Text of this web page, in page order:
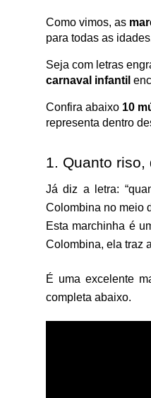
Como vimos, as
para todas as
Seja com letras
carnaval infantil
Confira abaixo 10
representa dentro
1. Quanto riso,
Já diz a letra:
Colombina no meio
Esta marchinha é
Colombina, ela traz
É uma excelente
completa abaixo.